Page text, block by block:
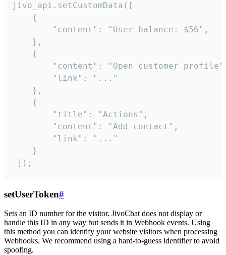
jivo_api.setCustomData([
    {
        "content": "User balance: $56",
    },
    {
"content": "Open customer
        "link": "..."
    },
    {
        "title": "Actions",
        "content": "Add contact",
        "link": "..."
    }
]);
setUserToken#
Sets an ID number for the visitor. JivoChat does not display or
handle this ID in any way but sends it in Webhook events. Using
this method you can identify your website visitors when processing
Webhooks. We recommend using a hard-to-guess identifier to avoid
spoofing.